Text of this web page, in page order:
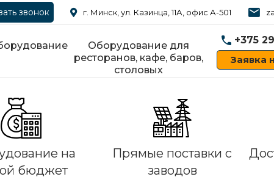
звонок г. Минск, ул. Казинца, 11А, офис А-501
Оборудование для
ресторанов, кафе, баров,
столовых
+375
Заявка
на
бюджет
Прямые поставки с
заводов